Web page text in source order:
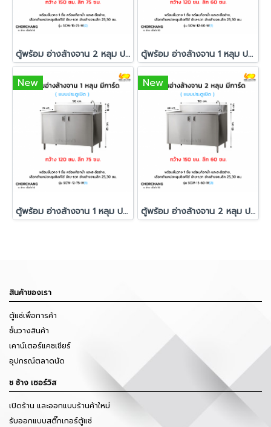
ตู้พร้อม อ่างล้างจาน 2 หลุม ประตูเปิด มีการ์ด รุ่น SCW-15-75 W ตู้พร้อม อ่างล้างจาน 1 หลุม ประตูเปิด มีการ์ด รุ่น SCW-12-60 W
New
ตู้พร้อม อ่างล้างจาน 1 หลุม ประตูเปิด มีการ์ด รุ่น SCW-12-75 W
New
ตู้พร้อม อ่างล้างจาน 2 หลุม ประตูเปิด มีการ์ด รุ่น SCW-15-60 W
สินค้าของเรา
ตู้แช่เพื่อการค้า
ชั้นวางสินค้า
เคาน์เตอร์แคชเชียร์
อุปกรณ์ตลาดนัด
ช ช้าง เซอร์วิส
เปิดร้าน และออกแบบร้านค้าใหม่
รับออกแบบสติ๊กเกอร์ตู้แช่